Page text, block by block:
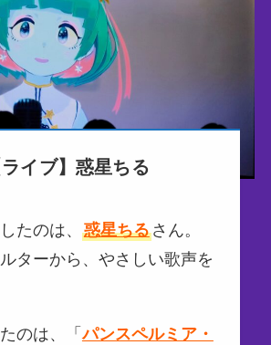
ライブ】惑星ちる
たのは、 惑星ちるさん。
ターから、やさしい歌声を
のは、「パンスペルミア・